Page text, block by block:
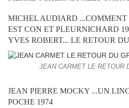
MICHEL AUDIARD ...COMMENT
EST CON ET PLEURNICHARD
YVES ROBERT... LE RETOUR
JEAN CARMET LE RETOUR
JEAN PIERRE MOCKY ...UN
POCHE 1974